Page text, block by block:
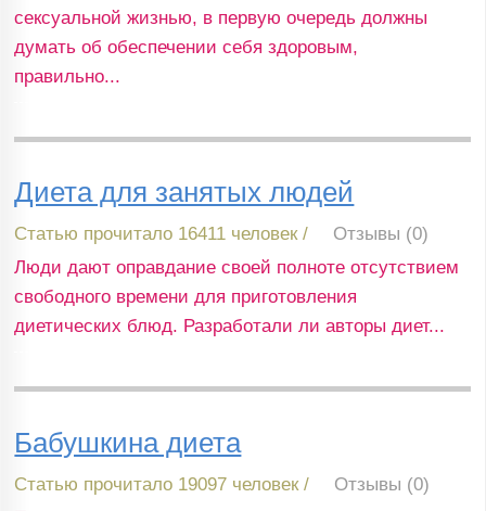
сексуальной жизнью, в первую очередь должны
думать об обеспечении себя здоровым,
правильно...
Диета для занятых людей
Статью прочитало 16411 человек /
Отзывы (0)
Люди дают оправдание своей полноте отсутствием
свободного времени для приготовления
диетических блюд. Разработали ли авторы диет...
Бабушкина диета
Статью прочитало 19097 человек /
Отзывы (0)